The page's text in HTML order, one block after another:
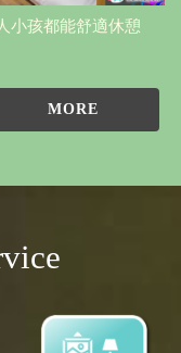
小孩都能舒適休憩
MORE